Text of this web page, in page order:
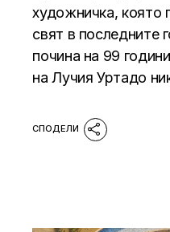
художничка, която
свят в последните
почина на 99
на Лучия Уртадо